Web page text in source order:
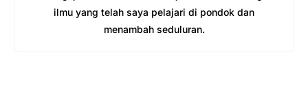
ilmu yang telah saya pelajari di pondok dan
menambah seduluran.